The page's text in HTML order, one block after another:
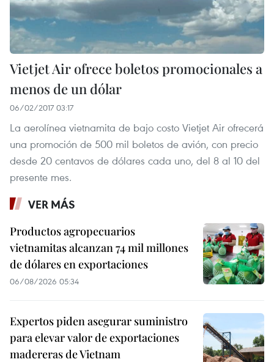
Vietjet Air ofrece boletos promocionales a
menos de un dólar
06/02/2017 03:17
La aerolínea vietnamita de bajo costo Vietjet Air ofrecerá
una promoción de 500 mil boletos de avión, con precio
desde 20 centavos de dólares cada uno, del 8 al 10 del
presente mes.
VER MÁS
Productos agropecuarios
vietnamitas alcanzan 74 mil millones
de dólares en exportaciones
06/08/2026 05:34
Expertos piden asegurar suministro
para elevar valor de exportaciones
madereras de Vietnam